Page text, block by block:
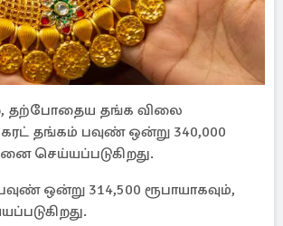
தற்போதைய தங்க விலை
கரட் தங்கம் பவுண் ஒன்று 340,000
செய்யப்படுகிறது.
ஒன்று 314,500 ரூபாயாகவும்,